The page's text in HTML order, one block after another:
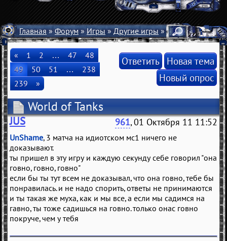
Главная»Форум»Игры»Другие игры» World of Tanks
« 1 2 … 47
48
49
50 51 …
238
239
»
Ответить Новая тема
Новый опрос
World of Tanks
JUS 961, 01 Октября 11 11:52
UnShame, 3 матча на идиотском мс1 ничего не
доказывают.
ты пришел в эту игру и каждую секунду себе говорил "она
говно, говно, говно"
если бы ты тут всем не доказывал, что она говно, тебе бы
понравилась. и не надо спорить, ответы не принимаются
и ты такая же муха, как и мы все, а если мы садимся на
гавно, ты тоже садишься на говно. только онас говно
покруче, чем у тебя